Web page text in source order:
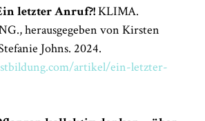
letzter Anruf?!KLIMA.
herausgegeben von Kirsten
Johns. 2024.
artikel/ein-letzter-